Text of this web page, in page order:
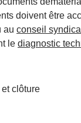
doivent être
au conseil syndical
le diagnostic
clôture